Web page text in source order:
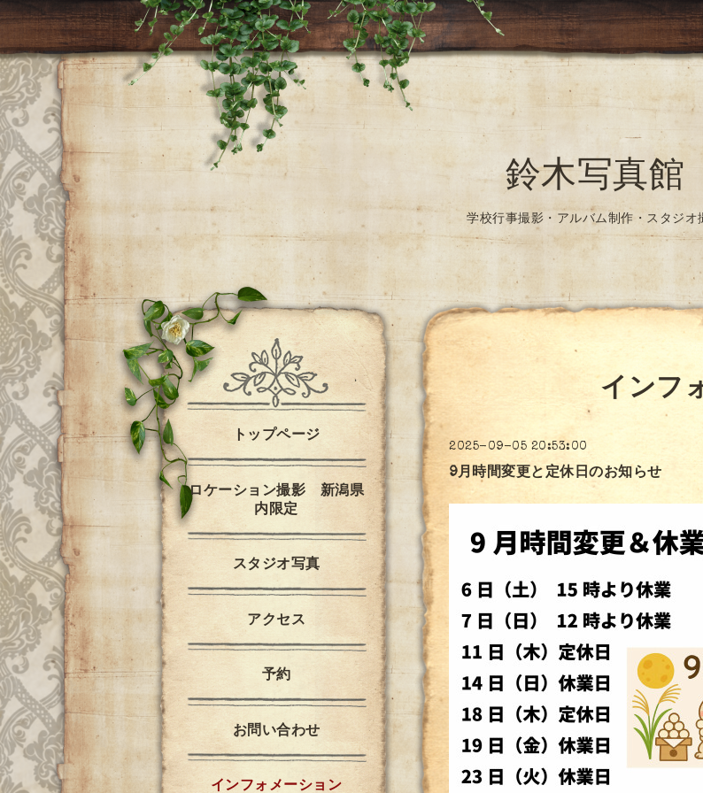
鈴木写真館
学校行事撮影・アルバム制作・スタジオ
インフ
2025-09-05 20:53:00
9月時間変更と定休日のお知らせ
トップページ
ロケーション撮影 新潟県
内限定
スタジオ写真
アクセス
予約
お問い合わせ
インフォメーション